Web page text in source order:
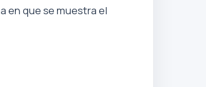
en que se muestra el